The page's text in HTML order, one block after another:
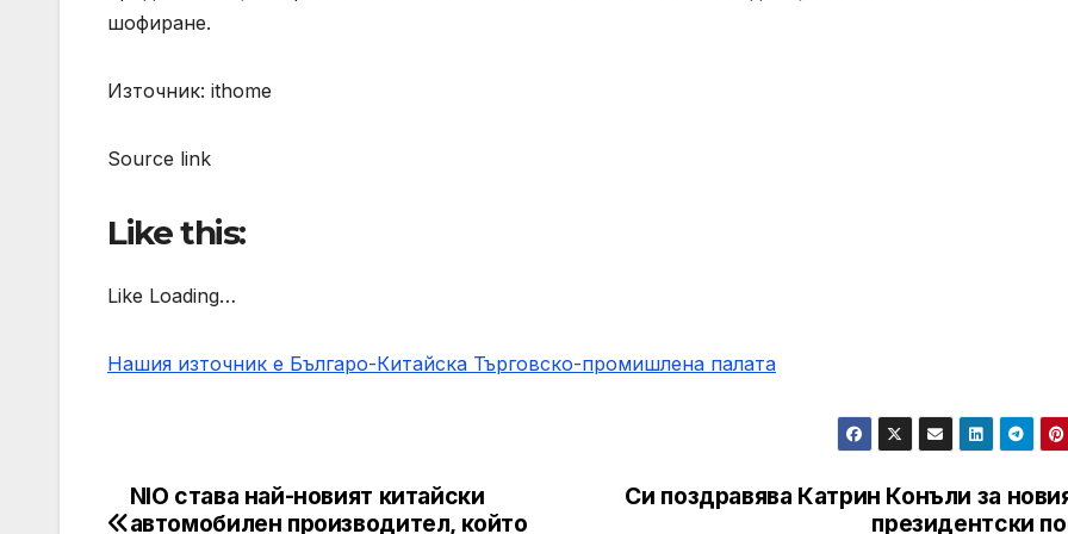
шофиране.
Източник: ithome
Source link
Like this:
Like Loading…
Нашия източник е Българо-Китайска Търговско-промишлена палaта
Post
Си поздравява Катрин Конъли за
президентски
NIO става най-новият китайски
автомобилен производител, който